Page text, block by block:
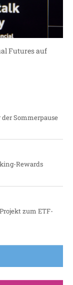
Futures auf
Sommerpause
Rewards
zum ETF-